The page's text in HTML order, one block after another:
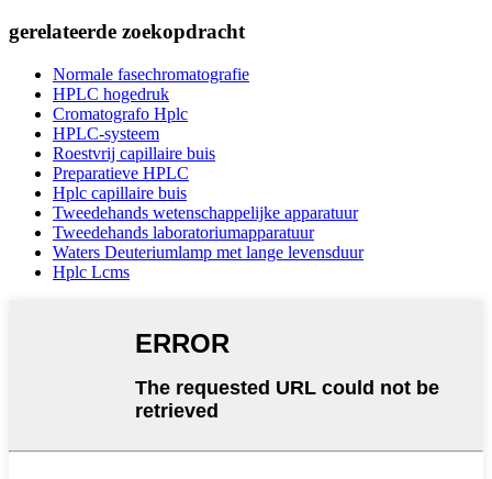
gerelateerde zoekopdracht
Normale fasechromatografie
HPLC hogedruk
Cromatografo Hplc
HPLC-systeem
Roestvrij capillaire buis
Preparatieve HPLC
Hplc capillaire buis
Tweedehands wetenschappelijke apparatuur
Tweedehands laboratoriumapparatuur
Waters Deuteriumlamp met lange levensduur
Hplc Lcms